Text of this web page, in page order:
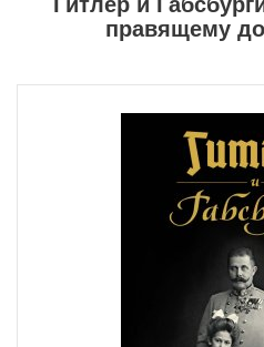
правящему